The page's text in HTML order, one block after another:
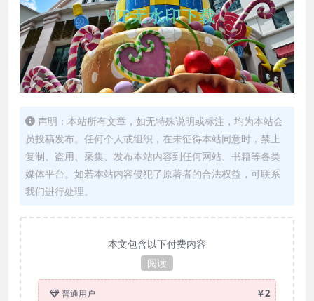
声明：本站所有文章，如无特殊说明或标注，均为本站会
员投稿发布。任何个人或组织，在未征得本站同意时，禁止
复制、盗用、采集、发布本站内容到任何网站、书籍等各类
媒体平台。如若本站内容侵犯了原著者的合法权益，可联系
我们进行处理。
本文包含以下付费内容
阅读
普通用户 ￥2